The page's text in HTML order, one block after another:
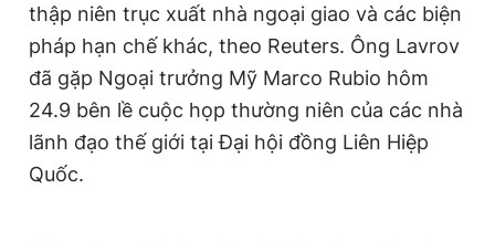
thập niên trục xuất nhà ngoại giao và các biện
pháp hạn chế khác, theo Reuters. Ông Lavrov
đã gặp Ngoại trưởng Mỹ Marco Rubio hôm
24.9 bên lề cuộc họp thường niên của các nhà
lãnh đạo thế giới tại Đại hội đồng Liên Hiệp
Quốc.